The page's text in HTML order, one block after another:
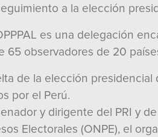
a la elección
es una delegación
65 observadores de 20
de la elección
por el Perú.
y dirigente del PRI y
Electorales (ONPE), el